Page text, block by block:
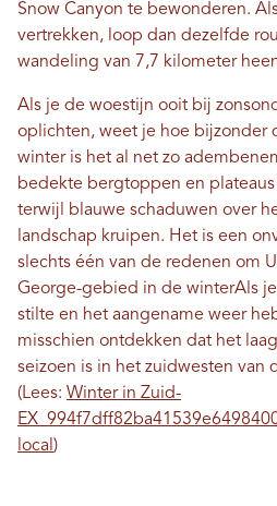
Snow Canyon te bewonderen.
vertrekken, loop dan dezelfde
wandeling van 7,7 kilometer
Als je de woestijn ooit bij
oplichten, weet je hoe bijzonder
winter is het al net zo
bedekte bergtoppen en
terwijl blauwe schaduwen over
landschap kruipen. Het is een
slechts één van de redenen om
George-gebied in de winterAls
stilte en het aangename weer
misschien ontdekken dat het
seizoen is in het zuidwesten van
(Lees: Winter in Zuid-
local )